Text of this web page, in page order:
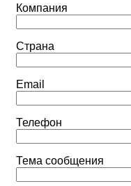
Компания
Страна
Email
Телефон
Тема сообщения